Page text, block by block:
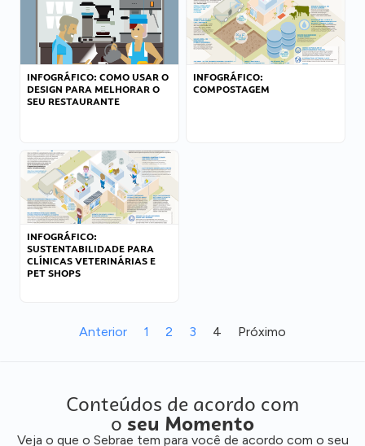
INFOGRÁFICO: COMO USAR O
DESIGN PARA MELHORAR O
SEU RESTAURANTE
INFOGRÁFICO:
COMPOSTAGEM
INFOGRÁFICO:
SUSTENTABILIDADE PARA
CLÍNICAS VETERINÁRIAS E
PET SHOPS
Anterior 1 2 3 4 Próximo
Conteúdos de acordo com
o seu Momento
Veja o que o Sebrae tem para você de acordo com o seu